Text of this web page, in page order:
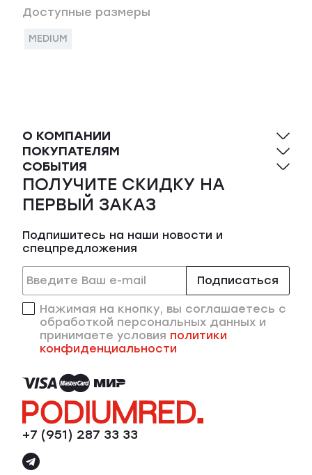
Доступные размеры
MEDIUM
+7 (951) 287 33 33
О КОМПАНИИ
ПОКУПАТЕЛЯМ
СОБЫТИЯ
ПОЛУЧИТЕ СКИДКУ НА
ПЕРВЫЙ ЗАКАЗ
Подпишитесь на наши новости и
спецпредложения
Подписаться
Нажимая на кнопку, вы соглашаетесь с
обработкой персональных данных и
принимаете условия политики
конфиденциальности